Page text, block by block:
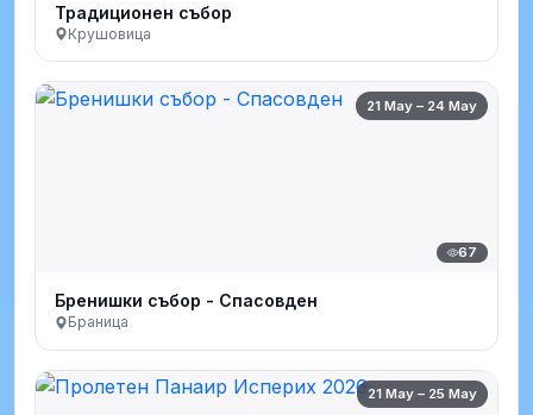
Традиционен събор
Крушовица
21 May – 24 May
67
Бренишки събор - Спасовден
Браница
21 May – 25 May